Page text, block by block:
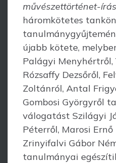
művészettörténet-
háromkötetes
újabb kötete,
Palágyi Menyhértről,
Rózsaffy Dezsőről,
Zoltánról, Antal
Gombosi Györgyről
válogatást Szilágyi
Péterről, Marosi Ernő
Zrinyifalvi Gábor
tanulmányai